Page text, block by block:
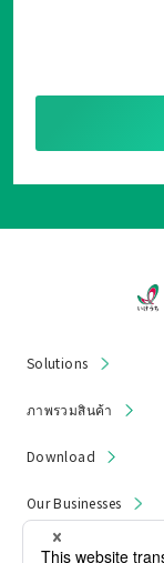
Solutions
ภาพรวมสินค้า
Download
Our Businesses
News & Notices